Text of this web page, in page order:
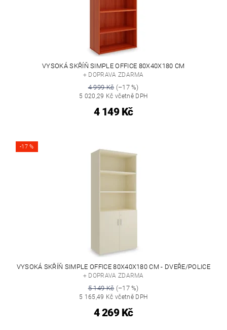
VYSOKÁ SKŘÍŇ SIMPLE OFFICE 80X40X180 CM
+ DOPRAVA ZDARMA
4 999 Kč(–17 %)
5 020,29 Kč včetně DPH
4 149 Kč
-17 %
VYSOKÁ SKŘÍŇ SIMPLE OFFICE 80X40X180 CM - DVEŘE/POLICE
+ DOPRAVA ZDARMA
5 149 Kč(–17 %)
5 165,49 Kč včetně DPH
4 269 Kč